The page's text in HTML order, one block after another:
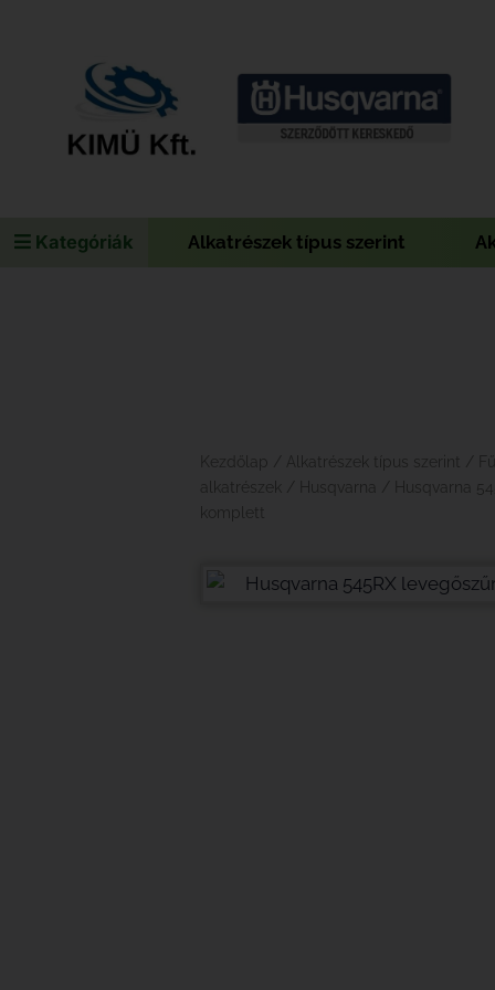
Kategóriák Alkatrészek típus szerint
Kezdőlap Alkatrészek típus szerint
alkatrészek
Husqvarna
/ Husqvarna
komplett